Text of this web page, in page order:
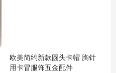
欧美简约新款圆头卡帽 胸针
用卡冒服饰五金配件